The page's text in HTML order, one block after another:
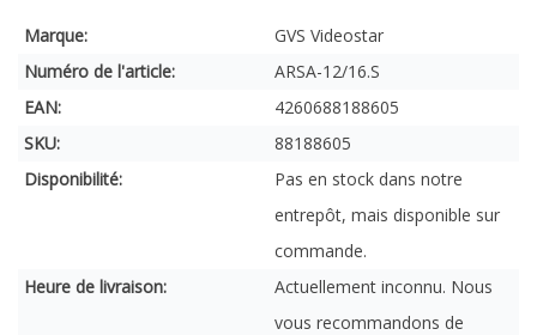
Marque:
GVS Videostar
Numéro de l'article:
ARSA-12/16.S
EAN:
4260688188605
SKU:
88188605
Disponibilité:
Pas en stock dans notre
entrepôt, mais disponible sur
commande.
Heure de livraison:
Actuellement inconnu. Nous
vous recommandons de